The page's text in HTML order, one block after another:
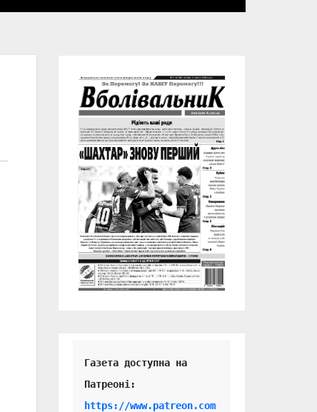
Газета доступна на
https://www.patreon.com